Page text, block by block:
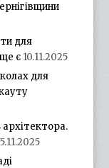
для
є 10.11.2025
для
архітектора.